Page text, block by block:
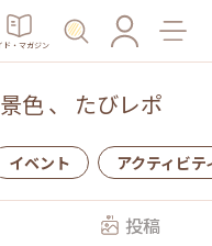
ド・マガジン
色、 たびレポ
イベント アクティビテ
投稿